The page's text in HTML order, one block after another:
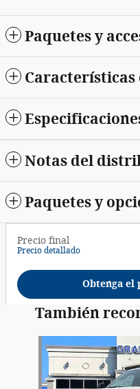
Paquetes y
Características
Notas del
Paquetes y
Precio final
Precio detallado
Obtenga el
También
Slide 1 of 8